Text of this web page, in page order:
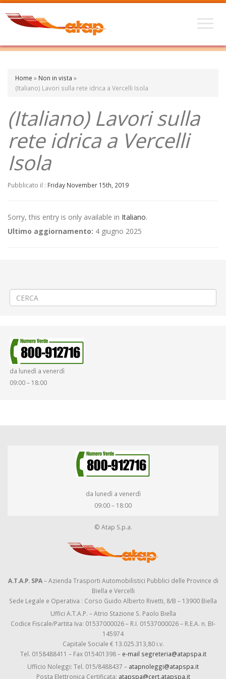
Home » Non in vista »
(Italiano) Lavori sulla rete idrica a Vercelli Isola
(Italiano) Lavori sulla
rete idrica a Vercelli
Isola
Pubblicato il : Friday November 15th, 2019
Sorry, this entry is only available in Italiano.
Ultimo aggiornamento: 4 giugno 2025
da lunedì a venerdì
09:00 – 18:00
da lunedì a venerdì
09:00 – 18:00
© Atap S.p.a.
A.T.A.P. SPA– Azienda Trasporti Automobilistici Pubblici delle Province di
Biella e Vercelli
Sede Legale e Operativa : Corso Guido Alberto Rivetti, 8/B – 13900 Biella
Uffici A.T.A.P. – Atrio Stazione S. Paolo Biella
Codice Fiscale/Partita Iva: 01537000026 – R.I. 01537000026 – R.E.A. n. BI-
145974
Capitale Sociale € 13.025.313,80 i.v.
Tel. 0158488411 – Fax 015401398 – e-mail segreteria@atapspa.it
Ufficio Noleggi: Tel. 015/8488437 – atapnoleggi@atapspa.it
Posta Elettronica Certificata: atapspa@cert.atapspa.it